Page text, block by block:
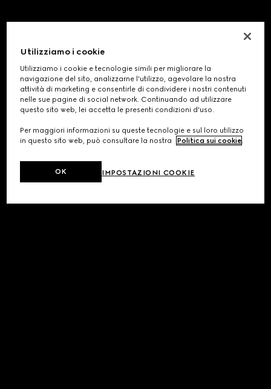
Utilizziamo i cookie
Utilizziamo i cookie e tecnologie simili per migliorare la
navigazione del sito, analizzarne l'utilizzo, agevolare la nostra
attività di marketing e consentirle di condividere i nostri contenuti
nelle sue pagine di social network. Continuando ad utilizzare
questo sito web, lei accetta le presenti condizioni d'uso.
Per maggiori informazioni su queste tecnologie e sul loro utilizzo
in questo sito web, può consultare la nostra
Politica sui cookie
IMPOSTAZIONI COOKIE
OK